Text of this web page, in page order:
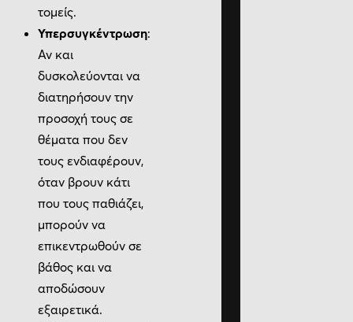
τομείς.
Υπερσυγκέντρωση:
Αν και
δυσκολεύονται να
διατηρήσουν την
προσοχή τους σε
θέματα που δεν
τους ενδιαφέρουν,
όταν βρουν κάτι
που τους παθιάζει,
μπορούν να
επικεντρωθούν σε
βάθος και να
αποδώσουν
εξαιρετικά.